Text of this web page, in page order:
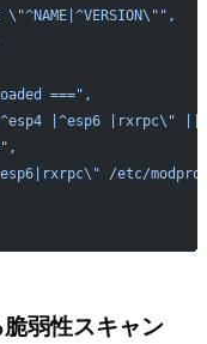
\"^NAME|^VERSION\"",
===",
|^esp6 |rxrpc\" ||
/etc/
弱性スキャン